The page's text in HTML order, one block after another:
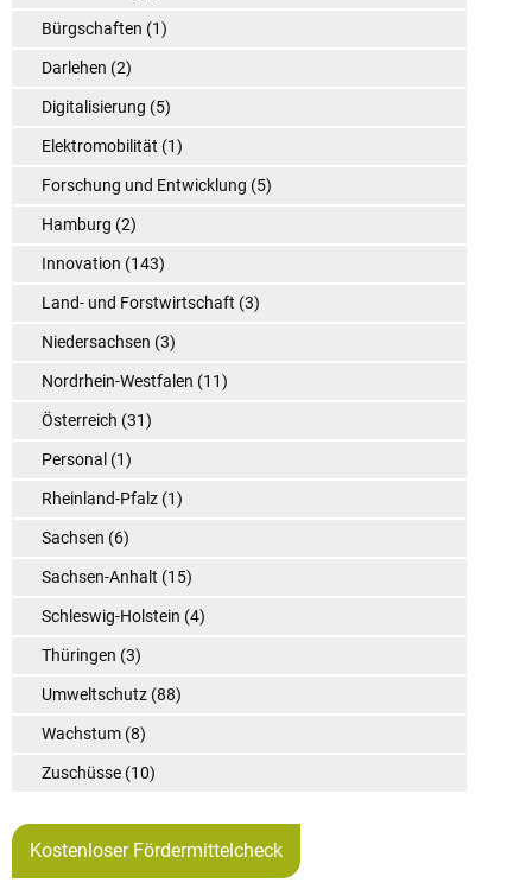
Bürgschaften (1)
Darlehen (2)
Digitalisierung (5)
Elektromobilität (1)
Forschung und Entwicklung (5)
Hamburg (2)
Innovation (143)
Land- und Forstwirtschaft (3)
Niedersachsen (3)
Nordrhein-Westfalen (11)
Österreich (31)
Personal (1)
Rheinland-Pfalz (1)
Sachsen (6)
Sachsen-Anhalt (15)
Schleswig-Holstein (4)
Thüringen (3)
Umweltschutz (88)
Wachstum (8)
Zuschüsse (10)
Kostenloser Fördermittelcheck